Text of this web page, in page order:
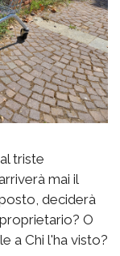
triste
mai il
deciderà
O
a Chi l'ha visto?